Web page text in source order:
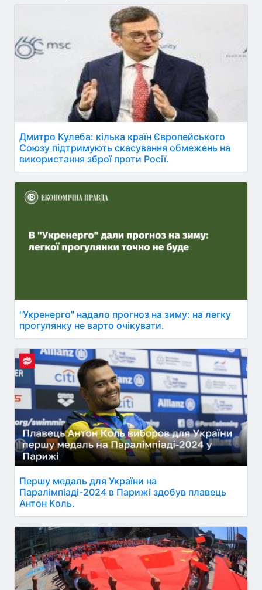
Дмитро Кулеба: кілька країн Європейського
Союзу підтримують скасування обмежень на
використання зброї проти Росії.
"Укренерго" надало прогноз на зиму: на легку
прогулянку не варто очікувати.
Першу медаль для України на
Паралімпіаді-2024 в Парижі здобув плавець
Антон Коль.